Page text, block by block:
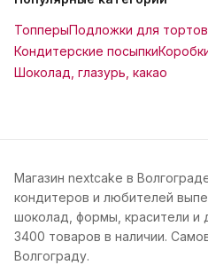
ТопперыПодложки для тортов
Кондитерские посыпки
Шоколад, глазурь, какао
Магазин nextcake в
кондитеров и любителей
шоколад, формы, красители и
3400 товаров в наличии.
Волгограду.